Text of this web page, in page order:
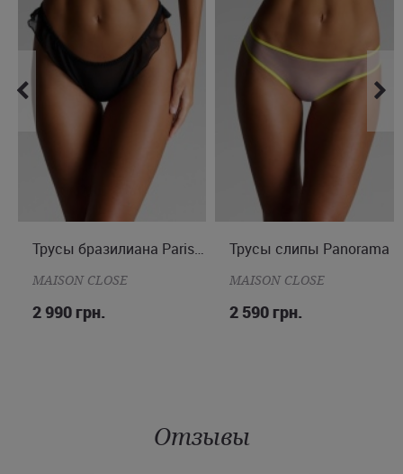
M Трусы бразилиана Parisienne
MAISON CLOSE
2 990 грн.
S
Трусы слипы Panorama
MAISON CLOSE
2 590 грн.
Отзывы